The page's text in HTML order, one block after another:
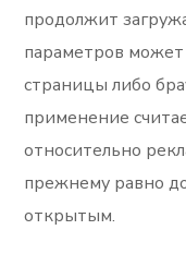
продолжит
параметров может
страницы либо
применение
относительно
прежнему равно
открытым.